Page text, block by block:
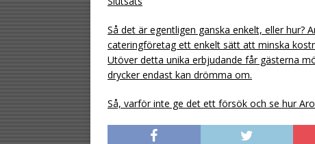
Så det är egentligen ganska enkelt, eller hur?
cateringföretag ett enkelt sätt att minska
Utöver detta unika erbjudande får gästerna
drycker endast kan drömma om.
Så, varför inte ge det ett försök och se hur